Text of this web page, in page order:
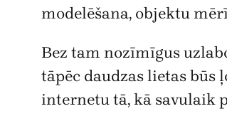
modelēšana, objektu
Bez tam nozīmīgus
tāpēc daudzas lietas būs
internetu tā, kā savulaik